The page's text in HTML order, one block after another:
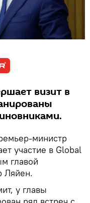
визит в
министр
участие в Global
главой
Ляйен.
у главы